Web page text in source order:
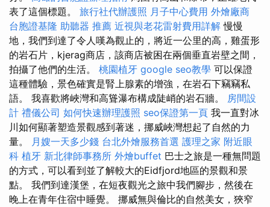
表了這個標題。 旅行社代辦護照 月子中心費用 外燴廠商
台胞證基隆 助聽器 推薦 近視與老花雷射費用詳解 慢慢
地，我們到達了令人嘆為觀止的，將近一公里的高，雞蛋形
的岩石片，kjerag商店，該商店被困在兩個垂直岩壁之間，
拍攝了他們的生活。 桃園植牙 google seo教學 可以保證
這種體驗，景色確實是腎上腺素的增強，在岩石下竊竊私
語。 我喜歡將峽灣和高聳瀑布構成陡峭的岩石牆。 房間設
計 禮儀公司 如何快速辦理護照 seo保證第一頁 我一直對冰
川如何顯著塑造景觀感到著迷，挪威峽灣想起了自然的力
量。 月嫂一天多少錢 台北外燴服務首選 護理之家 附近眼
科 植牙 新北律師事務所 外燴buffet 巴士之旅是一種無問題
的方式，可以看到並了解較大的Eidfjord地區的景觀和景
點。 我們到達漢堡，在短夜觀光之旅中我們腳步，然後在
晚上在青年住宿中睡覺。 挪威無與倫比的自然美女，狹窄